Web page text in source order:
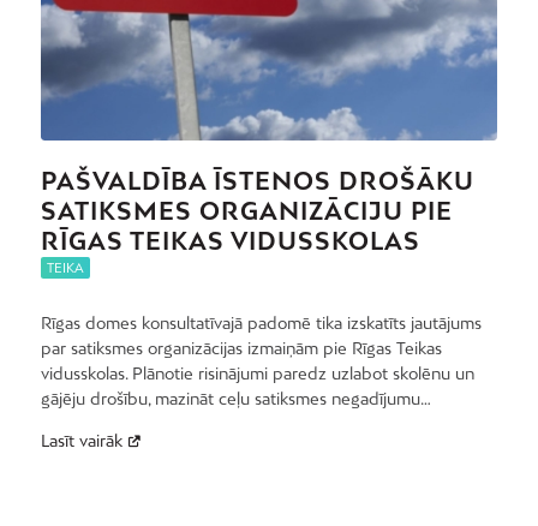
PAŠVALDĪBA ĪSTENOS DROŠĀKU
SATIKSMES ORGANIZĀCIJU PIE
RĪGAS TEIKAS VIDUSSKOLAS
TEIKA
Rīgas domes konsultatīvajā padomē tika izskatīts jautājums
par satiksmes organizācijas izmaiņām pie Rīgas Teikas
vidusskolas. Plānotie risinājumi paredz uzlabot skolēnu un
gājēju drošību, mazināt ceļu satiksmes negadījumu…
Lasīt vairāk